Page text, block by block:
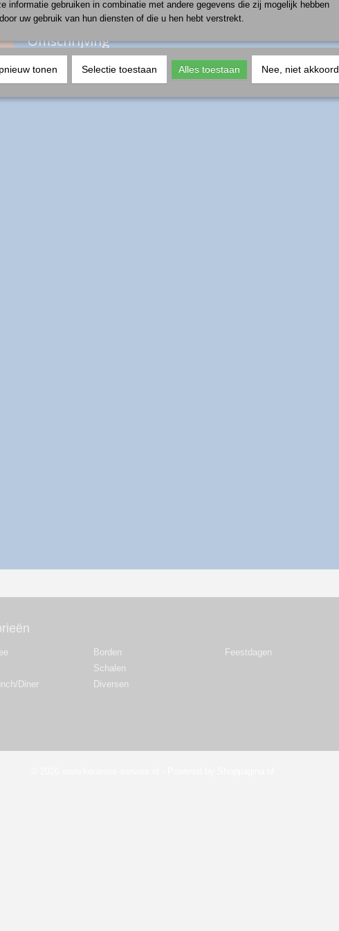
Omschrijving
productnummer: vaas-zwaan
Diner
Borden
Schalen
Diversen
Feestdagen
informatie gebruiken in combinatie met andere gegevens die zij mogelijk hebben
uw gebruik van hun diensten of die u hen hebt verstrekt.
tonen Selectie toestaan Alles toestaan Nee, niet akkoord